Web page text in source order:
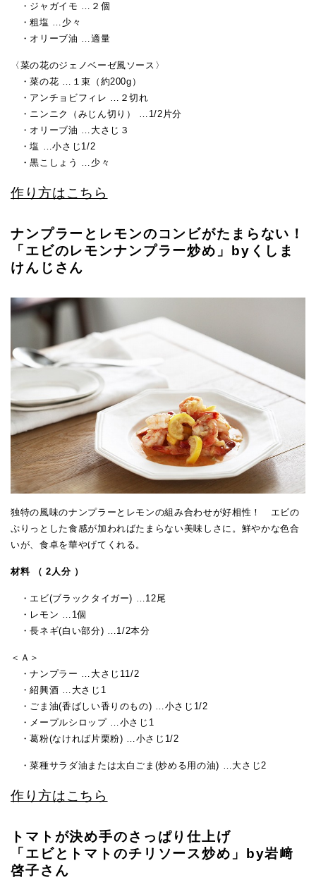
・ジャガイモ …２個
・粗塩 …少々
・オリーブ油 …適量
〈菜の花のジェノベーゼ風ソース〉
・菜の花 …１束（約200g）
・アンチョビフィレ …２切れ
・ニンニク（みじん切り） …1/2片分
・オリーブ油 …大さじ３
・塩 …小さじ1/2
・黒こしょう …少々
作り方はこちら
ナンプラーとレモンのコンビがたまらない！
「エビのレモンナンプラー炒め」byくしま
けんじさん
独特の風味のナンプラーとレモンの組み合わせが好相性！ エビの
ぷりっとした食感が加わればたまらない美味しさに。鮮やかな色合
いが、食卓を華やげてくれる。
材料 （ 2人分 ）
・エビ(ブラックタイガー) …12尾
・レモン …1個
・長ネギ(白い部分) …1/2本分
＜Ａ＞
・ナンプラー …大さじ11/2
・紹興酒 …大さじ1
・ごま油(香ばしい香りのもの) …小さじ1/2
・メープルシロップ …小さじ1
・葛粉(なければ片栗粉) …小さじ1/2
・菜種サラダ油または太白ごま(炒める用の油) …大さじ2
作り方はこちら
トマトが決め手のさっぱり仕上げ
「エビとトマトのチリソース炒め」by岩﨑
啓子さん